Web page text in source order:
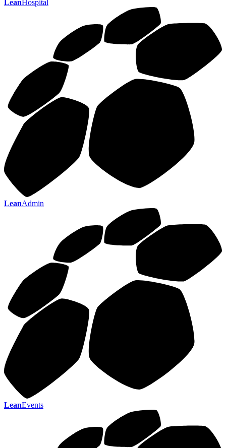
Lean Hospital
LeanAdmin
LeanEvents